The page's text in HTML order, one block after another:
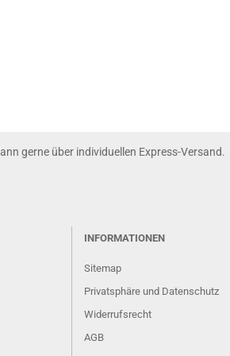
gerne über individuellen Express-Versand.
INFORMATIONEN
Sitemap
Privatsphäre und Datenschutz
Widerrufsrecht
AGB